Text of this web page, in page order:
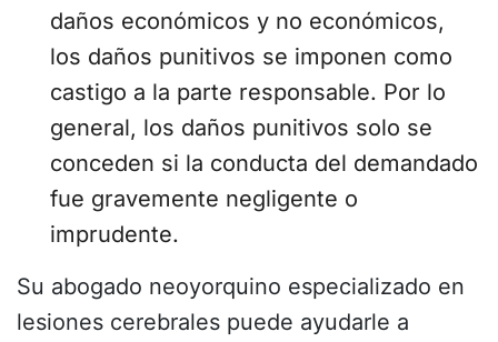
daños económicos y no económicos,
los daños punitivos se imponen como
castigo a la parte responsable. Por lo
general, los daños punitivos solo se
conceden si la conducta del demandado
fue gravemente negligente o
imprudente.
Su abogado neoyorquino especializado en
lesiones cerebrales puede ayudarle a